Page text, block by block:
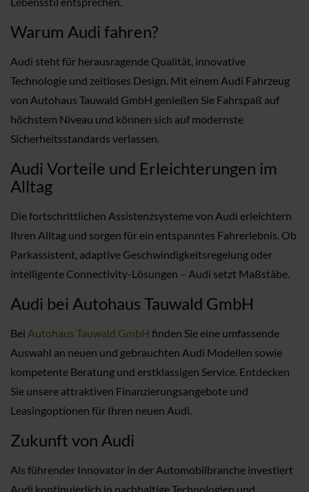
Warum Audi fahren?
Audi steht für herausragende Qualität, innovative
Technologie und zeitloses Design. Mit einem Audi Fahrzeug
von Autohaus Tauwald GmbH genießen Sie Fahrspaß auf
höchstem Niveau und können sich auf modernste
Sicherheitsstandards verlassen.
Audi Vorteile und Erleichterungen im
Alltag
Die fortschrittlichen Assistenzsysteme von Audi erleichtern
Ihren Alltag und sorgen für ein entspanntes Fahrerlebnis. Ob
Parkassistent, adaptive Geschwindigkeitsregelung oder
intelligente Connectivity-Lösungen – Audi setzt Maßstäbe.
Audi bei Autohaus Tauwald GmbH
Bei Autohaus Tauwald GmbH finden Sie eine umfassende
Auswahl an neuen und gebrauchten Audi Modellen sowie
kompetente Beratung und erstklassigen Service. Entdecken
Sie unsere attraktiven Finanzierungsangebote und
Leasingoptionen für Ihren neuen Audi.
Zukunft von Audi
Als führender Innovator in der Automobilbranche investiert
Audi kontinuierlich in nachhaltige Technologien und